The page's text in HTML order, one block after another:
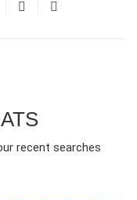
recent searches